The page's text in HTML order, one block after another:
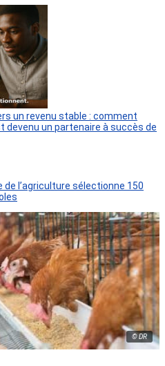
un revenu stable : comment
devenu un partenaire à succès de
de l’agriculture sélectionne 150
© DR